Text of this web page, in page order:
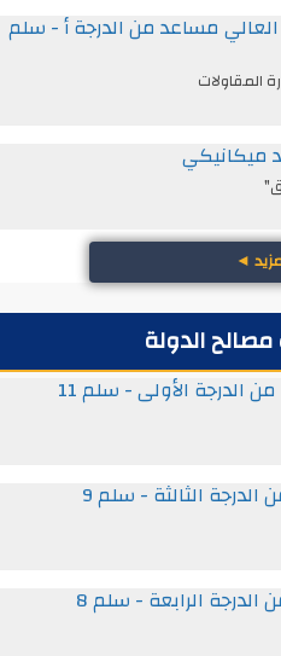
مساعد من الدرجة أ - سلم
◄
الدولة
الأولى - سلم 11
الثالثة - سلم 9
الرابعة - سلم 8